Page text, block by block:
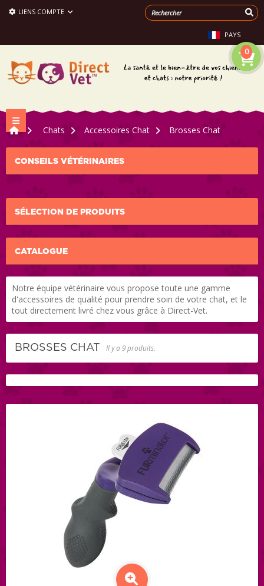
LIENS COMPTE
PAYS
0
Navigation bascule
>
Chats > Accessoires Chat > Brosses Chat
CONSEILS VÉTÉRINAIRES
SÉLECTION DE PRODUITS
CATALOGUE
Notre équipe vétérinaire vous propose toute une gamme
d'accessoires de qualité pour prendre soin de votre chat, et le
tout directement livré chez vous grâce à Direct-Vet.
BROSSES CHAT Il y a 9 produits.